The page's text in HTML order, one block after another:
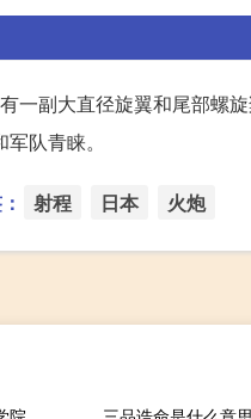
一副大直径旋翼和尾部螺
队青睐。
射程 日本 火炮